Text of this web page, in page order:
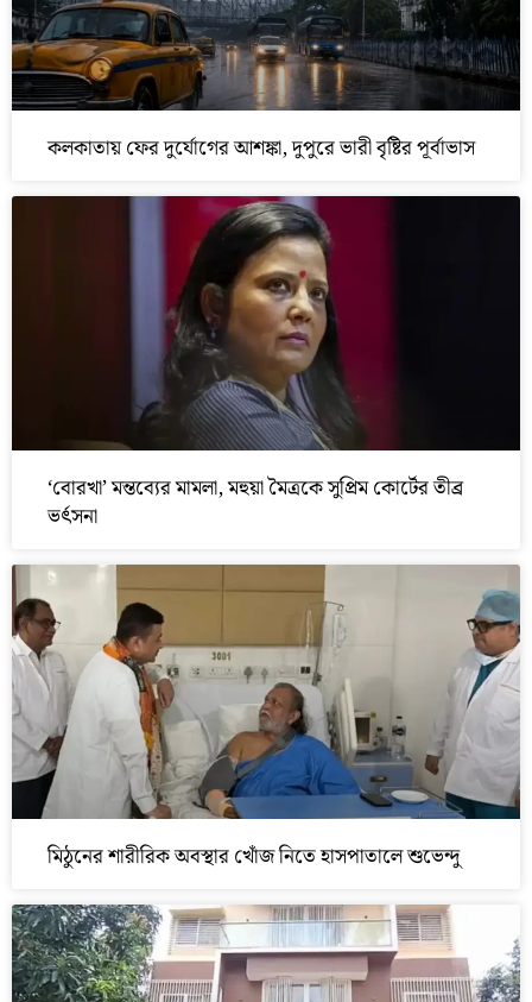
কলকাতায় ফের দুর্যোগের আশঙ্কা, দুপুরে ভারী বৃষ্টির পূর্বাভাস
‘বোরখা’ মন্তব্যের মামলা, মহুয়া মৈত্রকে সুপ্রিম কোর্টের তীব্র
ভর্ৎসনা
মিঠুনের শারীরিক অবস্থার খোঁজ নিতে হাসপাতালে শুভেন্দু